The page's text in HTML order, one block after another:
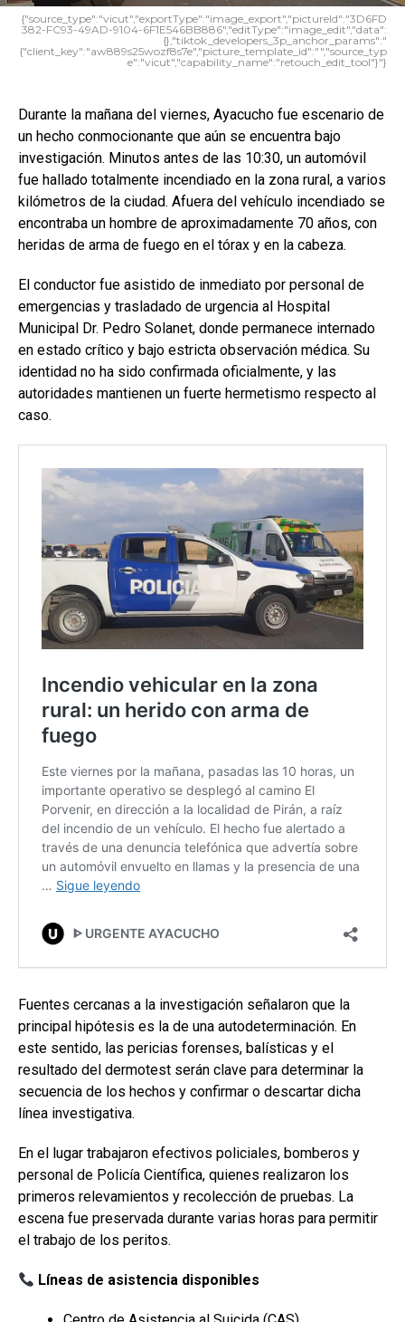
{"source_type":"vicut","exportType":"image_export","pictureId":"3D6FD
382-FC93-49AD-9104-6F1E546BB886","editType":"image_edit","data":
{},"tiktok_developers_3p_anchor_params":"
{"client_key":"aw889s25wozf8s7e","picture_template_id":"","source_typ
e":"vicut","capability_name":"retouch_edit_tool"}"}
Durante la mañana del viernes, Ayacucho fue escenario de
un hecho conmocionante que aún se encuentra bajo
investigación. Minutos antes de las 10:30, un automóvil
fue hallado totalmente incendiado en la zona rural, a varios
kilómetros de la ciudad. Afuera del vehículo incendiado se
encontraba un hombre de aproximadamente 70 años, con
heridas de arma de fuego en el tórax y en la cabeza.
El conductor fue asistido de inmediato por personal de
emergencias y trasladado de urgencia al Hospital
Municipal Dr. Pedro Solanet, donde permanece internado
en estado crítico y bajo estricta observación médica. Su
identidad no ha sido confirmada oficialmente, y las
autoridades mantienen un fuerte hermetismo respecto al
caso.
Fuentes cercanas a la investigación señalaron que la
principal hipótesis es la de una autodeterminación. En
este sentido, las pericias forenses, balísticas y el
resultado del dermotest serán clave para determinar la
secuencia de los hechos y confirmar o descartar dicha
línea investigativa.
En el lugar trabajaron efectivos policiales, bomberos y
personal de Policía Científica, quienes realizaron los
primeros relevamientos y recolección de pruebas. La
escena fue preservada durante varias horas para permitir
el trabajo de los peritos.
Líneas de asistencia disponibles